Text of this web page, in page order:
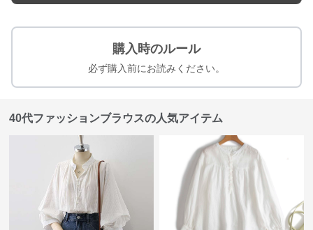
購入時のルール
必ず購入前にお読みください。
40代ファッションブラウスの人気アイテム